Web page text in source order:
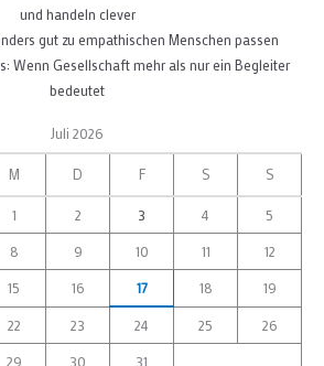
und handeln clever
gut zu empathischen Menschen passen
Wenn Gesellschaft mehr als nur ein Begleiter
bedeutet
Juli 2026
M D F S S
1 2 3 4 5
8 9 10 11 12
15 16 17 18 19
22 23 24 25 26
29 30 31